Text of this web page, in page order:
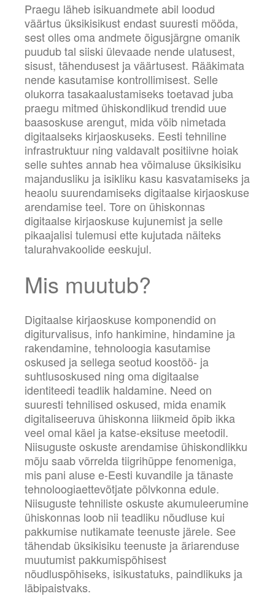
Praegu läheb isikuandmete abil loodud
väärtus üksikisikust endast suuresti mööda,
sest olles oma andmete õigusjärgne omanik
puudub tal siiski ülevaade nende ulatusest,
sisust, tähendusest ja väärtusest. Rääkimata
nende kasutamise kontrollimisest. Selle
olukorra tasakaalustamiseks toetavad juba
praegu mitmed ühiskondlikud trendid uue
baasoskuse arengut, mida võib nimetada
digitaalseks kirjaoskuseks. Eesti tehniline
infrastruktuur ning valdavalt positiivne hoiak
selle suhtes annab hea võimaluse üksikisiku
majandusliku ja isikliku kasu kasvatamiseks ja
heaolu suurendamiseks digitaalse kirjaoskuse
arendamise teel. Tore on ühiskonnas
digitaalse kirjaoskuse kujunemist ja selle
pikaajalisi tulemusi ette kujutada näiteks
talurahvakoolide eeskujul.
Mis muutub?
Digitaalse kirjaoskuse komponendid on
digiturvalisus, info hankimine, hindamine ja
rakendamine, tehnoloogia kasutamise
oskused ja sellega seotud koostöö- ja
suhtlusoskused ning oma digitaalse
identiteedi teadlik haldamine. Need on
suuresti tehnilised oskused, mida enamik
digitaliseeruva ühiskonna liikmeid õpib ikka
veel omal käel ja katse-eksituse meetodil.
Niisuguste oskuste arendamise ühiskondlikku
mõju saab võrrelda tiigrihüppe fenomeniga,
mis pani aluse e-Eesti kuvandile ja tänaste
tehnoloogiaettevõtjate põlvkonna edule.
Niisuguste tehniliste oskuste akumuleerumine
ühiskonnas loob nii teadliku nõudluse kui
pakkumise nutikamate teenuste järele. See
tähendab üksikisiku teenuste ja äriarenduse
muutumist pakkumispõhisest
nõudluspõhiseks, isikustatuks, paindlikuks ja
läbipaistvaks.